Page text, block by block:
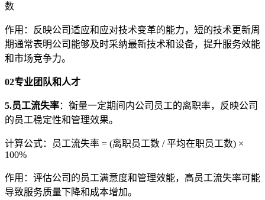
数
作用：反映公司适应和应对技术变革的能力，短的技术更新周
期通常表明公司能够及时采纳最新技术和设备，提升服务效能
和市场竞争力。
02专业团队和人才
5.员工流失率：衡量一定期间内公司员工的离职率，反映公司
的员工稳定性和管理效果。
计算公式：员工流失率 = (离职员工数 / 平均在职员工数) ×
100%
作用：评估公司的员工满意度和管理效能，高员工流失率可能
导致服务质量下降和成本增加。